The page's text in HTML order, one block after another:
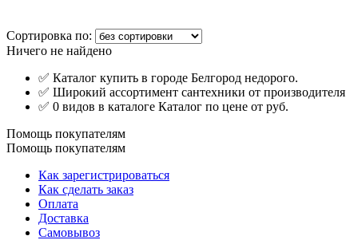
Сортировка по:
Ничего не найдено
✅ Каталог купить в городе Белгород недорого.
✅ Широкий ассортимент сантехники от производителя
✅ 0 видов в каталоге Каталог по цене от руб.
Помощь покупателям
Помощь покупателям
Как зарегистрироваться
Как сделать заказ
Оплата
Доставка
Самовывоз